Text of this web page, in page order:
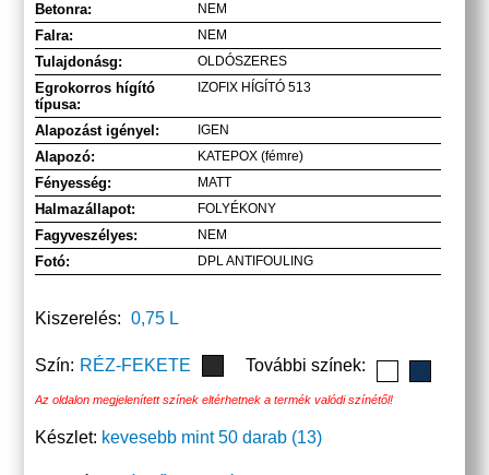
Betonra: NEM
Falra: NEM
Tulajdonásg: OLDÓSZERES
Egrokorros hígító
típusa:
IZOFIX HÍGÍTÓ 513
Alapozást igényel: IGEN
Alapozó: KATEPOX (fémre)
Fényesség: MATT
Halmazállapot: FOLYÉKONY
Fagyveszélyes: NEM
Fotó: DPL ANTIFOULING
Kiszerelés: 0,75 L
Szín: RÉZ-FEKETE További színek:
Az oldalon megjelenített színek eltérhetnek a termék valódi színétől!
Készlet: kevesebb mint 50 darab (13)